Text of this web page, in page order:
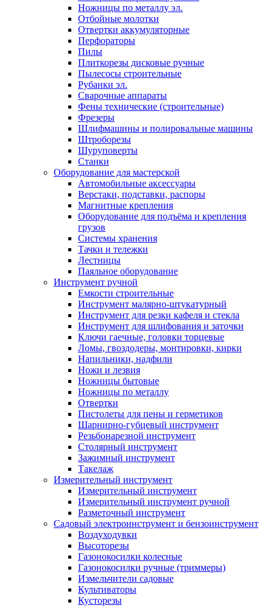
Ножницы по металлу эл.
Отбойные молотки
Отвертки аккумуляторные
Перфораторы
Пилы
Плиткорезы дисковые ручные
Пылесосы строительные
Рубанки эл.
Сварочные аппараты
Фены технические (строительные)
Фрезеры
Шлифмашины и полировальные машины
Штроборезы
Шуруповерты
Станки
Оборудование для мастерской
Автомобильные аксессуары
Верстаки, подставки, распоры
Магнитные крепления
Оборудование для подъёма и крепления
грузов
Системы хранения
Тачки и тележки
Лестницы
Паяльное оборудование
Инструмент ручной
Емкости строительные
Инструмент малярно-штукатурный
Инструмент для резки кафеля и стекла
Инструмент для шлифования и заточки
Ключи гаечные, головки торцевые
Ломы, гвоздодеры, монтировки, кирки
Напильники, надфили
Ножи и лезвия
Ножницы бытовые
Ножницы по металлу
Отвертки
Пистолеты для пены и герметиков
Шарнирно-губцевый инструмент
Резьбонарезной инструмент
Столярный инструмент
Зажимный инструмент
Такелаж
Измерительный инструмент
Измерительный инструмент
Измерительный инструмент ручной
Разметочный инструмент
Садовый электроинструмент и бензоинструмент
Воздуходувки
Высоторезы
Газонокосилки колесные
Газонокосилки ручные (триммеры)
Измельчители садовые
Культиваторы
Кусторезы